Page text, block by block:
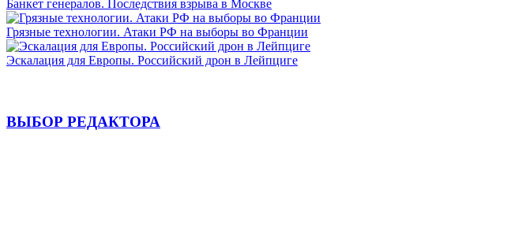
Банкет генералов. Последствия взрыва в Москве
Грязные технологии. Атаки РФ на выборы во Франции
Эскалация для Европы. Российский дрон в Лейпциге
ВЫБОР РЕДАКТОРА